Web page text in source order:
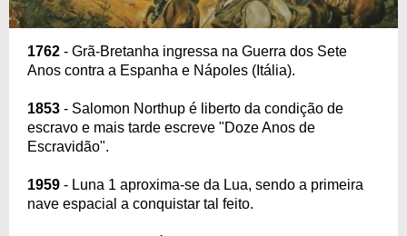
1762 - Grã-Bretanha ingressa na Guerra dos Sete
Anos contra a Espanha e Nápoles (Itália).
1853 - Salomon Northup é liberto da condição de
escravo e mais tarde escreve "Doze Anos de
Escravidão".
1959 - Luna 1 aproxima-se da Lua, sendo a primeira
nave espacial a conquistar tal feito.